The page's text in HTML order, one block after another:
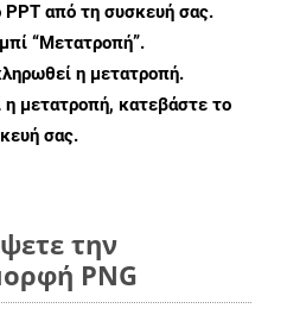
PPT από τη συσκευή σας.
“Μετατροπή”.
η μετατροπή.
μετατροπή, κατεβάστε το
σας.
την
PNG